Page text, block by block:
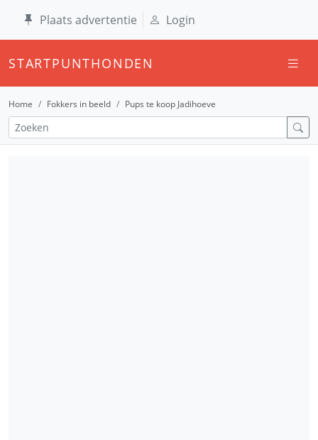
Plaats advertentie Login
STARTPUNTHONDEN
Home Fokkers in beeld Pups te koop Jadihoeve